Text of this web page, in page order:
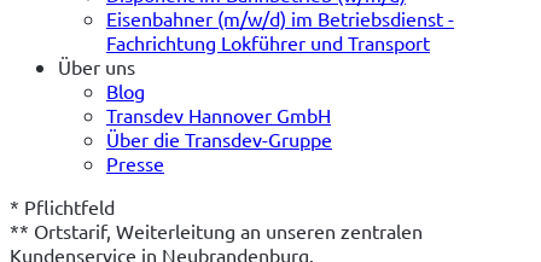
Eisenbahner (m/w/d) im Betriebsdienst -
Fachrichtung Lokführer und Transport
Über uns
Blog
Transdev Hannover GmbH
Über die Transdev-Gruppe
Presse
* Pflichtfeld
** Ortstarif, Weiterleitung an unseren zentralen
Kundenservice in Neubrandenburg.